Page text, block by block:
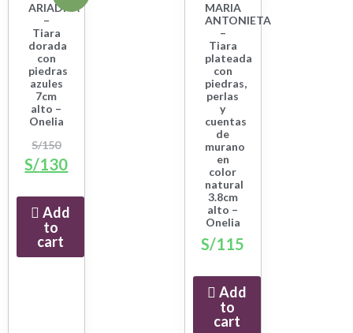
ARIADNA
–
Tiara
dorada
con
piedras
azules
7cm
alto –
Onelia
S/150
S/130
Add
to
cart
MARIA
ANTONIETA
–
Tiara
plateada
con
piedras,
perlas
y
cuentas
de
murano
en
color
natural
3.8cm
alto –
Onelia
S/115
Add
to
cart